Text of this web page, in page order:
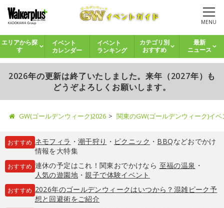
MENU
エリアから探
す
イベント
カレンダー
イベント
ランキング
カテゴリ別
おすすめ
最新
ニュース
2026年の更新は終了いたしました。来年（2027年）も
どうぞよろしくお願いします。
GW(ゴールデンウィーク)2026 関東のGW(ゴールデンウィーク)イ
おすすめ ネモフィラ ・ 潮干狩り ・ ピクニック ・ BBQなどおでかけ
情報を大特集
おすすめ 連休の予定はこれ！関東おでかけなら 至福の温泉 ・
人気の遊園地・親子で体験イベント
おすすめ 2026年のゴールデンウィークはいつから？混雑ピーク予
想と回避術をご紹介